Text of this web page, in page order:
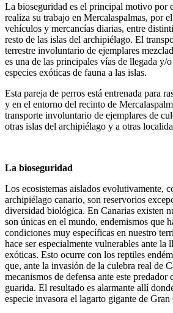
La bioseguridad es el principal motivo por
realiza su trabajo en Mercalaspalmas, por
vehículos y mercancías diarias, entre
resto de las islas del archipiélago. El
terrestre involuntario de ejemplares
es una de las principales vías de llegada y/
especies exóticas de fauna a las islas.
Esta pareja de perros está entrenada para
y en el entorno del recinto de
transporte involuntario de ejemplares de
otras islas del archipiélago y a otras
La bioseguridad
Los ecosistemas aislados evolutivamente,
archipiélago canario, son reservorios
diversidad biológica. En Canarias existen
son únicas en el mundo, endemismos que
condiciones muy específicas en nuestro
hace ser especialmente vulnerables ante la
exóticas. Esto ocurre con los reptiles
que, ante la invasión de la culebra real de
mecanismos de defensa ante este predador
guarida. El resultado es alarmante allí
especie invasora el lagarto gigante de Gran